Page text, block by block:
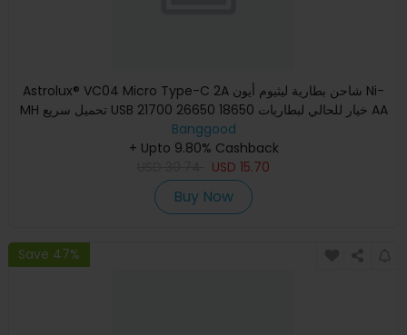
Astrolux® VC04 Micro Type-C 2A شاحن بطارية ليثيوم أيون Ni-
MH تحميل سريع USB خيار للحالي لبطاريات 18650 26650 21700 AA
AA
Banggood
+ Upto 9.80% Cashback
USD 15.70
Buy Now
Save 47%